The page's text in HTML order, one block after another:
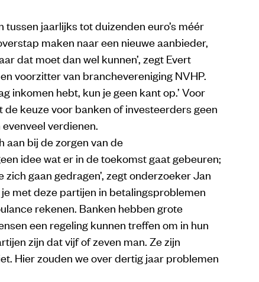
jaarlijks tot duizenden euro’s méér
maken naar een nieuwe aanbieder,
dat moet dan wel kunnen’, zegt Evert
voorzitter van branchevereniging NVHP.
inkomen hebt, kun je geen kant op.’ Voor
keuze voor banken of investeerders geen
verdienen.
aan bij de zorgen van de
idee wat er in de toekomst gaat gebeuren;
gaan gedragen’, zegt onderzoeker Jan
met deze partijen in betalingsproblemen
rekenen. Banken hebben grote
een regeling kunnen treffen om in hun
zijn dat vijf of zeven man. Ze zijn
Hier zouden we over dertig jaar problemen